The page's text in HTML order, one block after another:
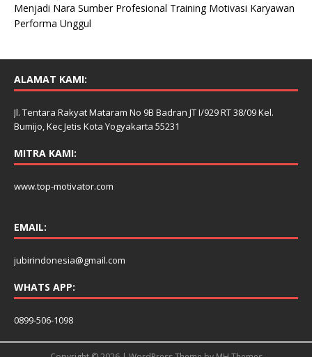
Menjadi Nara Sumber Profesional Training Motivasi Karyawan
Performa Unggul
ALAMAT KAMI:
Jl. Tentara Rakyat Mataram No 9B Badran JT I/929 RT 38/09 Kel.
Bumijo, Kec Jetis Kota Yogyakarta 55231
MITRA KAMI:
www.top-motivator.com
EMAIL:
jubirindonesia@gmail.com
WHATS APP:
0899-506-1098